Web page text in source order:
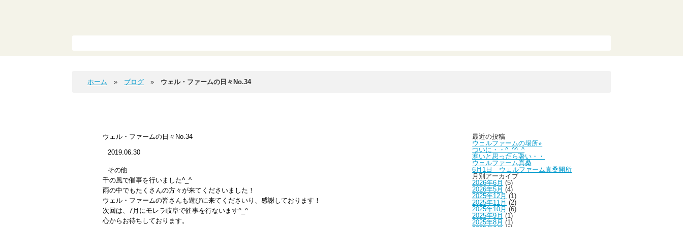
ホーム ブログ ウェル・ファームの日々No.34
ウェル・ファームの日々No.34
2019.06.30
その他
千の風で催事を行いました^_^
雨の中でもたくさんの方々が来てくださいました！
ウェル・ファームの皆さんも遊びに来てくださいり、感謝しております！
次回は、7月にモレラ岐阜で催事を行ないます^_^
心からお待ちしております。
最近の投稿
ウェルファームの場所⭐︎
ついに・・^_^^_^
寒いと思ったら暑い・・
ウェルファーム真桑
6月1日 ウェルファーム真桑開所
月別アーカイブ
2026年6月 (5)
2026年5月 (4)
2025年12月 (1)
2025年11月 (2)
2025年10月 (6)
2025年9月 (1)
2025年8月 (1)